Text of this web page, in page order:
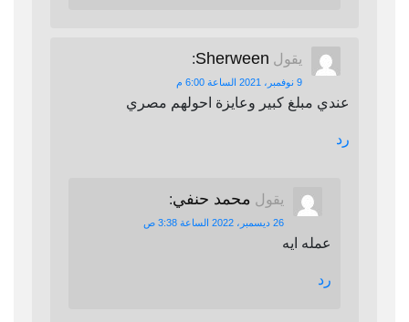
يقول Sherween
:
9 نوفمبر، 2021 الساعة 6:00 م
عندي مبلغ كبير وعايزة احولهم مصري
رد
يقول محمد حنفي:
26 ديسمبر، 2022 الساعة 3:38 ص
عمله ايه
رد